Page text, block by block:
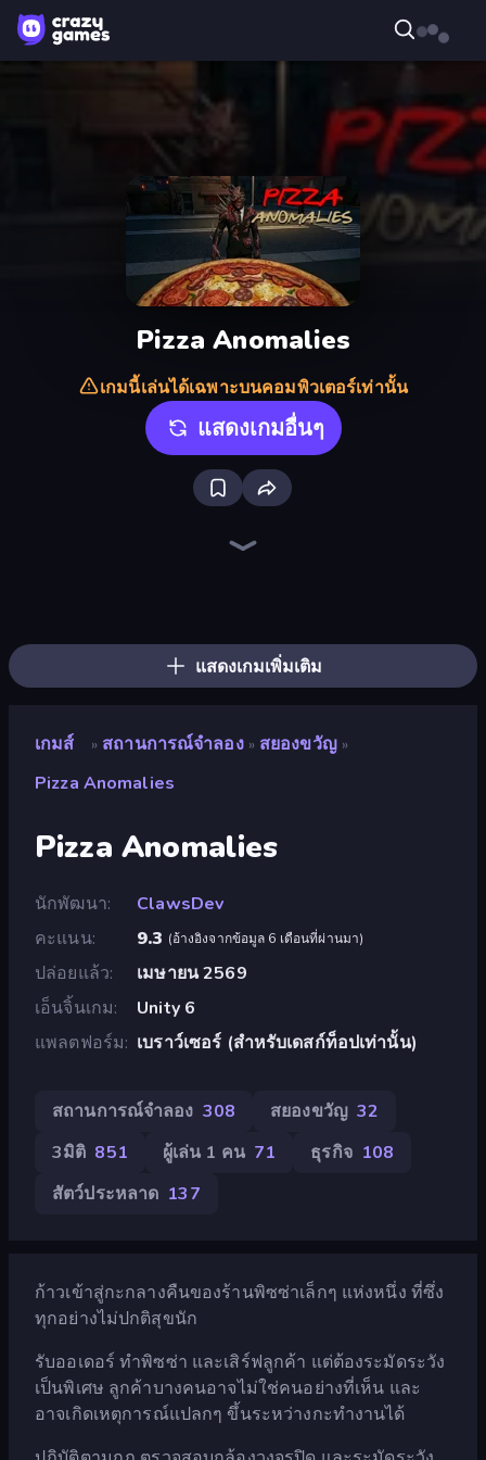
Pizza Anomalies
เกมนี้เล่นได้เฉพาะบนคอมพิวเตอร์เท่านั้น
แสดงเกมอื่นๆ
แสดงเกมเพิ่มเติม
เกมส์ » สถานการณ์จำลอง » สยองขวัญ »
Pizza Anomalies
Pizza Anomalies
นักพัฒนา
ClawsDev
คะแนน
9.3 (อ้างอิงจากข้อมูล 6 เดือนที่ผ่านมา)
ปล่อยแล้ว
เมษายน 2569
เอ็นจิ้นเกม
Unity 6
แพลตฟอร์ม
เบราว์เซอร์ (สำหรับเดสก์ท็อปเท่านั้น)
สถานการณ์จำลอง 308 สยองขวัญ 32
3มิติ 851 ผู้เล่น 1 คน 71 ธุรกิจ 108
สัตว์ประหลาด 137
ก้าวเข้าสู่กะกลางคืนของร้านพิซซ่าเล็กๆ แห่งหนึ่ง ที่ซึ่ง
ทุกอย่างไม่ปกติสุขนัก
รับออเดอร์ ทำพิซซ่า และเสิร์ฟลูกค้า แต่ต้องระมัดระวัง
เป็นพิเศษ ลูกค้าบางคนอาจไม่ใช่คนอย่างที่เห็น และ
อาจเกิดเหตุการณ์แปลกๆ ขึ้นระหว่างกะทำงานได้